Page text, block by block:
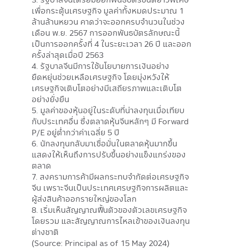
เพื่อกระตุ้นเศรษฐกิจ มูลค่าทั้งหมดประมาณ 1
ล้านล้านหยวน คาดว่าจะออกครบจำนวนในช่วง
เดือน พ.ย. 2567 การออกพันธบัตรลักษณะนี้
เป็นการออกครั้งที่ 4 ในระยะเวลา 26 ปี และออก
ครั้งล่าสุดเมื่อปี 2563
4. รัฐบาลจีนมีการใช้นโยบายการเงินอย่าง
ยืดหยุ่นช่วยเหลือเศรษฐกิจ โดยมุ่งหวังให้
เศรษฐกิจเติบโตอย่างมีเสถียรภาพและเติบโต
อย่างยั่งยืน
5. มูลค่าของหุ้นอยู่ในระดับที่น่าลงทุนเมื่อเทียบ
กับประเทศอื่น ซึ่งตลาดหุ้นจีนหลักๆ มี Forward
P/E อยู่ต่ำกว่าค่าเฉลี่ย 5 ปี
6. นักลงทุนกลับมาเชื่อมั่นในตลาดหุ้นมากขึ้น
แสดงให้เห็นถึงการปรับขึ้นอย่างแข็งแกร่งของ
ตลาด
7. สงครามการค้ามีผลกระทบจำกัดต่อเศรษฐกิจ
จีน เพราะจีนเป็นประเทศเศรษฐกิจการผลิตและ
ผู้ส่งสินค้าออกรายใหญ่ของโลก
8. เริ่มเห็นสัญญาณฟื้นตัวของตัวเลขเศรษฐกิจ
โดยรวม และสัญญาณการไหลเข้าของเงินลงทุน
ต่างชาติ
(Source: Principal as of 15 May 2024)